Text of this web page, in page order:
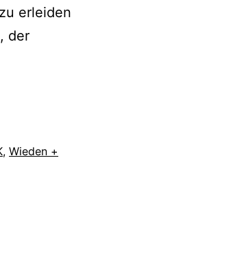
erleiden
der
, Wieden +